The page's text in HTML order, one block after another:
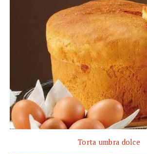
Torta umbra dolce